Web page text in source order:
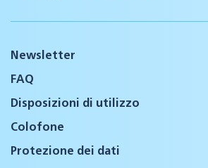
Newsletter
FAQ
Disposizioni di utilizzo
Colofone
Protezione dei dati